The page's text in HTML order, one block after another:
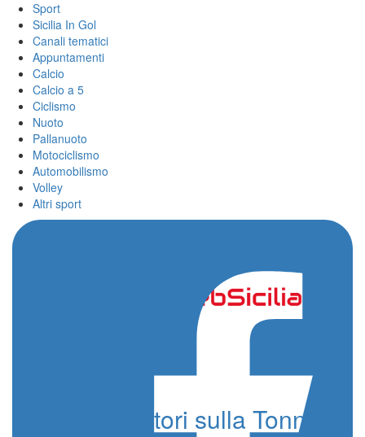
Sport
Sicilia In Gol
Canali tematici
Appuntamenti
Calcio
Calcio a 5
Ciclismo
Nuoto
Pallanuoto
Motociclismo
Automobilismo
Volley
Altri sport
NetTalk, riflettori sulla Tonno